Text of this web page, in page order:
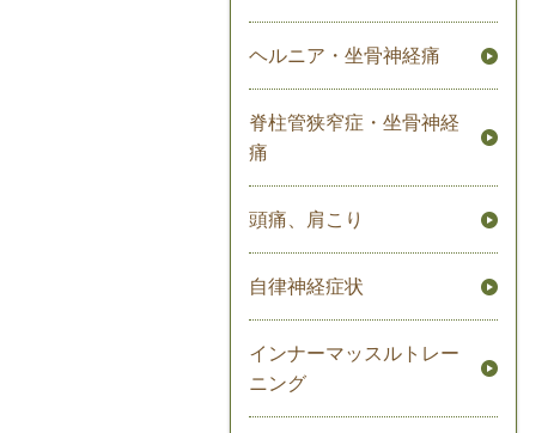
ヘルニア・坐骨神経痛
脊柱管狭窄症・坐骨神経
痛
頭痛、肩こり
自律神経症状
インナーマッスルトレー
ニング